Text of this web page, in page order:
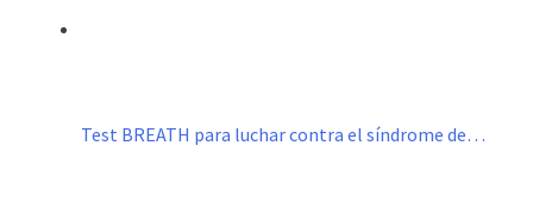
Test BREATH para luchar contra el síndrome de…